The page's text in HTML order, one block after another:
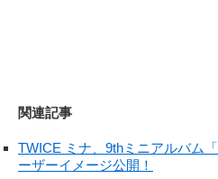
関連記事
TWICE ミナ、9thミニアルバム
ーザーイメージ公開！